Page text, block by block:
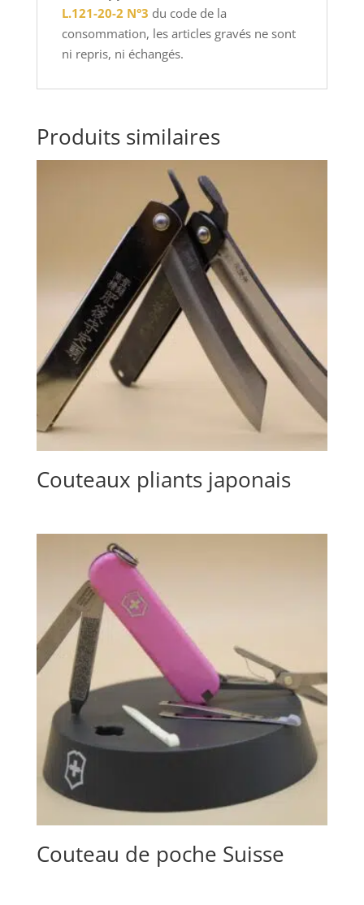
L.121-20-2 N°3 du code de la
consommation, les articles gravés ne sont
ni repris, ni échangés.
Produits similaires
Couteaux pliants japonais
Couteau de poche Suisse